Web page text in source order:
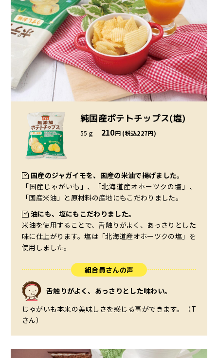
純国産ポテトチップス(塩)
55ｇ 210円 (税込227円)
国産のジャガイモを、国産の米油で揚げました。
「国産じゃがいも」、「北海道産オホーツクの塩」、
「国産米油」と原材料の産地にもこだわりました。
油にも、塩にもこだわりました。
米油を使用することで、舌触りがよく、あっさりとした
味に仕上がります。塩は「北海道産オホーツクの塩」を
使用しました。
組合員さんの声
舌触りがよく、あっさりとした味わい。
じゃがいも本来の美味しさを感じる事ができます。（T
さん）